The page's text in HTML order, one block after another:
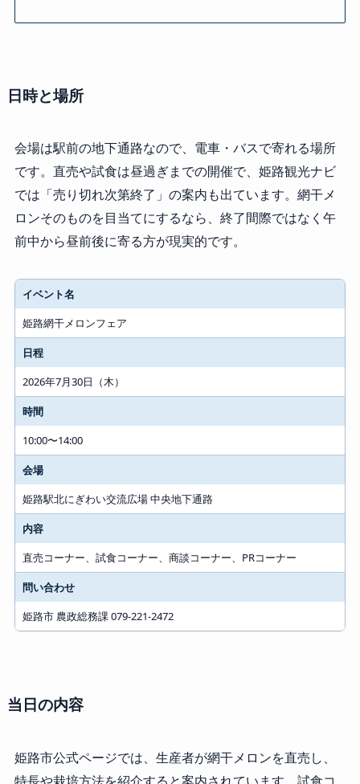
日時と場所
会場は駅前の地下通路なので、電車・バスで寄れる場所
です。直売や試食は昼過ぎまでの開催で、姫路観光ナビ
では「売り切れ次第終了」の案内も出ています。網干メ
ロンそのものを目当てにするなら、終了間際ではなく午
前中から昼前後に寄る方が現実的です。
イベント名
姫路網干メロンフェア
日程
2026年7月30日（木）
時間
10:00〜14:00
会場
姫路駅北にぎわい交流広場 中央地下通路
内容
直売コーナー、試食コーナー、商談コーナー、PRコーナー
問い合わせ
姫路市 農政総務課 079-221-2472
当日の内容
姫路市公式ページでは、生産者が網干メロンを直売し、
特長や栽培方法を紹介すると案内されています。試食コ